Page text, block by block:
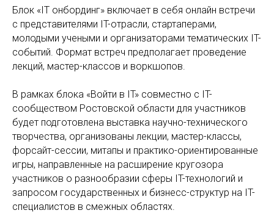
Блок «IT онбординг» включает в себя онлайн встречи
с представителями IT-отрасли, стартаперами,
молодыми учеными и организаторами тематических IT-
событий. Формат встреч предполагает проведение
лекций, мастер-классов и воркшопов.
В рамках блока «Войти в IT» совместно с IT-
сообществом Ростовской области для участников
будет подготовлена выставка научно-технического
творчества, организованы лекции, мастер-классы,
форсайт-сессии, митапы и практико-ориентированные
игры, направленные на расширение кругозора
участников о разнообразии сферы IT-технологий и
запросом государственных и бизнесс-структур на IT-
специалистов в смежных областях.